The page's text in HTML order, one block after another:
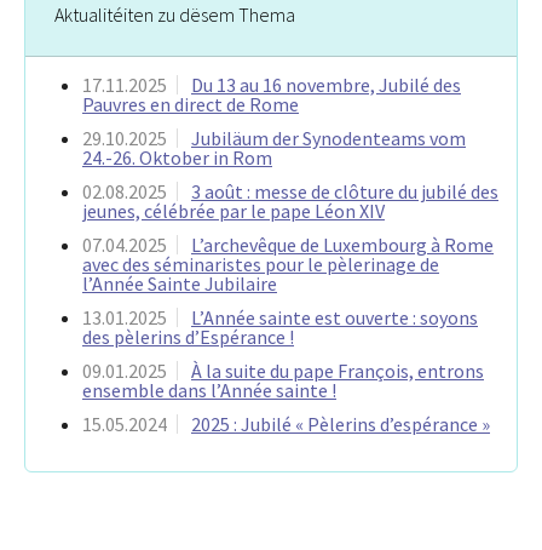
Aktualitéiten zu dësem Thema
17.11.2025
Du 13 au 16 novembre, Jubilé des
Pauvres en direct de Rome
29.10.2025
Jubiläum der Synodenteams vom
24.-26. Oktober in Rom
02.08.2025
3 août : messe de clôture du jubilé des
jeunes, célébrée par le pape Léon XIV
07.04.2025
L’archevêque de Luxembourg à Rome
avec des séminaristes pour le pèlerinage de
l’Année Sainte Jubilaire
13.01.2025
L’Année sainte est ouverte : soyons
des pèlerins d’Espérance !
09.01.2025
À la suite du pape François, entrons
ensemble dans l’Année sainte !
15.05.2024
2025 : Jubilé « Pèlerins d’espérance »